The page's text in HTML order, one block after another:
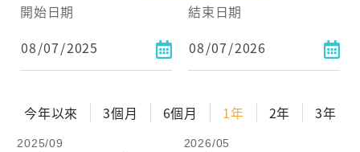
開始日期
結束日期
今年以來 3個月 6個月 1年 2年 3年
2025/09 2026/05
每月Pay出方式
依金額
依比例
0% 年化自由Pay率